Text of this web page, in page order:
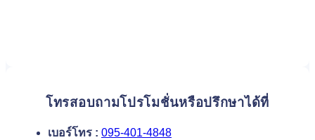
โทรสอบถามโปรโมชั่นหรือปรึกษาได้ที่
เบอร์โทร : 095-401-4848